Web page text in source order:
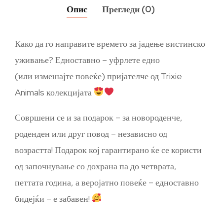
Опис Прегледи (0)
Како да го направите времето за јадење вистинско
уживање? Едноставно – уфрлете едно
(или измешајте повеќе) пријателче од Trixie
Animals колекцијата
Совршени се и за подарок – за новороденче,
роденден или друг повод – независно од
возрастта! Подарок кој гарантирано ќе се користи
од започнување со дохрана па до четврата,
петтата година, а веројатно повеќе – едноставно
бидејќи – е забавен!